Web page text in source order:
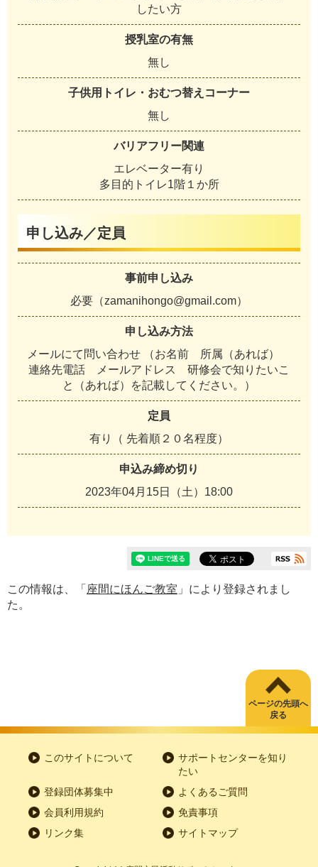
したい方
授乳室の有無
無し
子供用トイレ・おむつ替えコーナー
無し
バリアフリー関連
エレベーター有り
多目的トイレ1階１か所
申し込み／定員
事前申し込み
必要（zamanihongo@gmail.com）
申し込み方法
メールにて問い合わせ （お名前 所属（あれば）
連絡先電話 メールアドレス 研修会で知りたいこ
と（あれば）を記載してください。）
定員
有り（ 先着順２０名程度）
申込み締め切り
2023年04月15日（土）18:00
この情報は、「 座間にほんご教室 」により登録されまし
た。
ページの先頭へ
戻る
このサイトについて
サポートセンターを知り
たい
登録団体募集中
よくあるご質問
会員利用規約
免責事項
リンク集
サイトマップ